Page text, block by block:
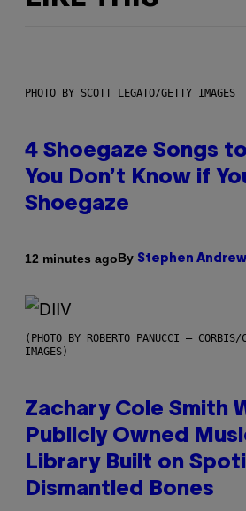
PHOTO BY SCOTT LEGATO/GETTY IMAGES
4 Shoegaze Songs
You Don’t Know if
Shoegaze
12 minutes agoBy Stephen
(PHOTO BY ROBERTO PANUCCI –
IMAGES)
Zachary Cole Smith
Publicly Owned
Library Built on
Dismantled Bones